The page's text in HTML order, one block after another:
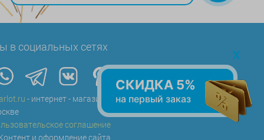
в социальных сетях
- интернет - магазин воздушных шаров в
соглашение
и оформление сайта.
x
СКИДКА 5%
на первый заказ